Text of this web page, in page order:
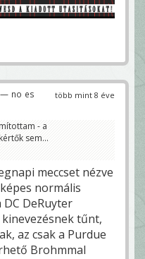
több mint 8 éve
— no es
- a
sem...
meccset nézve
normális
DC DeRuyter
tűnt,
az csak a Purdue
Brohmmal